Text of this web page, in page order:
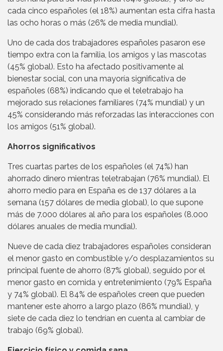
cada cinco españoles (el 18%) aumentan esta cifra hasta
las ocho horas o más (26% de media mundial).
Uno de cada dos trabajadores españoles pasaron ese
tiempo extra con la familia, los amigos y las mascotas
(45% global). Esto ha afectado positivamente al
bienestar social, con una mayoría significativa de
españoles (68%) indicando que el teletrabajo ha
mejorado sus relaciones familiares (74% mundial) y un
45% considerando más reforzadas las interacciones con
los amigos (51% global).
Ahorros significativos
Tres cuartas partes de los españoles (el 74%) han
ahorrado dinero mientras teletrabajan (76% mundial). El
ahorro medio para en España es de 137 dólares a la
semana (157 dólares de media global), lo que supone
más de 7.000 dólares al año para los españoles (8.000
dólares anuales de media mundial).
Nueve de cada diez trabajadores españoles consideran
el menor gasto en combustible y/o desplazamientos su
principal fuente de ahorro (87% global), seguido por el
menor gasto en comida y entretenimiento (79% España
y 74% global). El 84% de españoles creen que pueden
mantener este ahorro a largo plazo (86% mundial), y
siete de cada diez lo tendrían en cuenta al cambiar de
trabajo (69% global).